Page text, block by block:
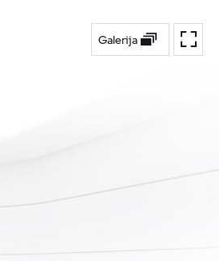
Galerija